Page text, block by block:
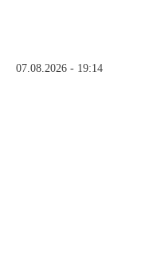
07.08.2026 - 19:14